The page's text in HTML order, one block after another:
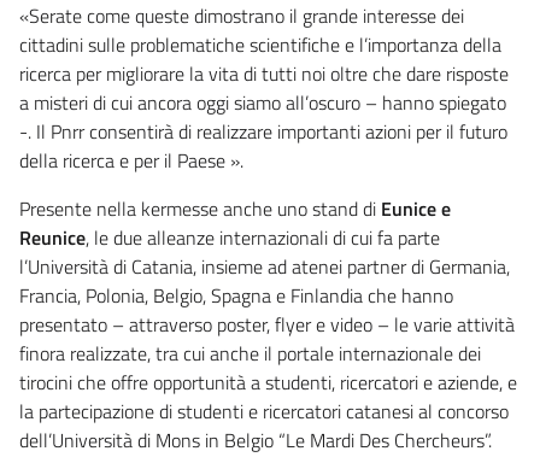
«Serate come queste dimostrano il grande interesse dei
cittadini sulle problematiche scientifiche e l’importanza della
ricerca per migliorare la vita di tutti noi oltre che dare risposte
a misteri di cui ancora oggi siamo all’oscuro – hanno spiegato
-. Il Pnrr consentirà di realizzare importanti azioni per il futuro
della ricerca e per il Paese ».
Presente nella kermesse anche uno stand di Eunice e
Reunice, le due alleanze internazionali di cui fa parte
l’Università di Catania, insieme ad atenei partner di Germania,
Francia, Polonia, Belgio, Spagna e Finlandia che hanno
presentato – attraverso poster, flyer e video – le varie attività
finora realizzate, tra cui anche il portale internazionale dei
tirocini che offre opportunità a studenti, ricercatori e aziende, e
la partecipazione di studenti e ricercatori catanesi al concorso
dell’Università di Mons in Belgio “Le Mardi Des Chercheurs”.